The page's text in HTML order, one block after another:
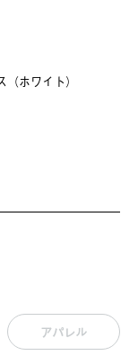
ホワイト）
アパレル